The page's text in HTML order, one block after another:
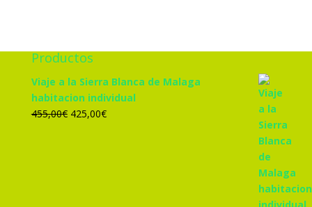
Productos
Viaje a la Sierra Blanca de Malaga
habitacion individual
455,00€ El
425,00€El